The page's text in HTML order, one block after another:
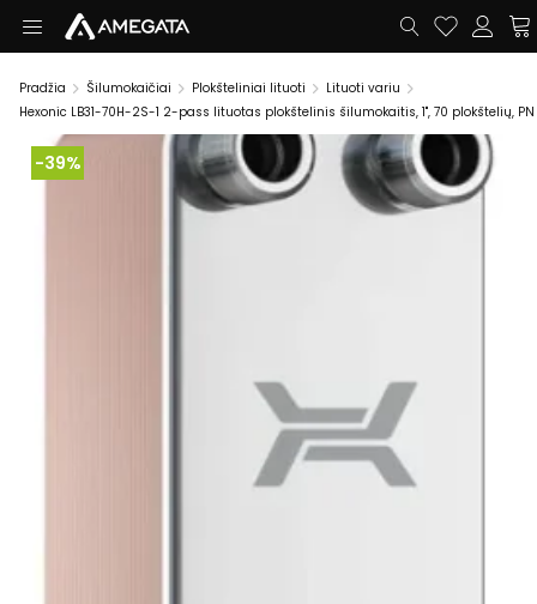
Pradžia Šilumokaičiai Plokšteliniai lituoti
Lituoti variu
Hexonic LB31-70H-2S-1 2-pass lituotas plokštelinis šilumokaitis, 1", 70 plokštelių,
-39%